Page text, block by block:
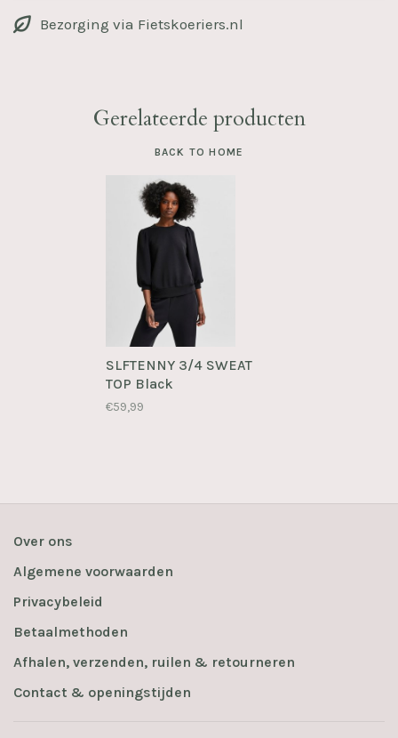
Bezorging via Fietskoeriers.nl
Gerelateerde producten
BACK TO HOME
SLFTENNY 3/4 SWEAT
TOP Black
€59,99
Over ons
Algemene voorwaarden
Privacybeleid
Betaalmethoden
Afhalen, verzenden, ruilen & retourneren
Contact & openingstijden